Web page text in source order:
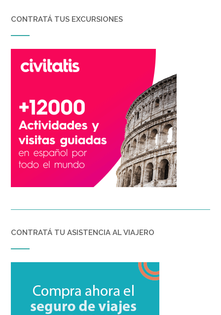
CONTRATÁ TUS EXCURSIONES
CONTRATÁ TU ASISTENCIA AL VIAJERO